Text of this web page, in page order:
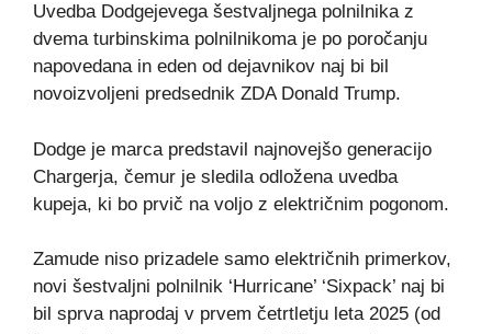
Uvedba Dodgejevega šestvaljnega polnilnika z
dvema turbinskima polnilnikoma je po poročanju
napovedana in eden od dejavnikov naj bi bil
novoizvoljeni predsednik ZDA Donald Trump.
Dodge je marca predstavil najnovejšo generacijo
Chargerja, čemur je sledila odložena uvedba
kupeja, ki bo prvič na voljo z električnim pogonom.
Zamude niso prizadele samo električnih primerkov,
novi šestvaljni polnilnik ‘Hurricane’ ‘Sixpack’ naj bi
bil sprva naprodaj v prvem četrtletju leta 2025 (od